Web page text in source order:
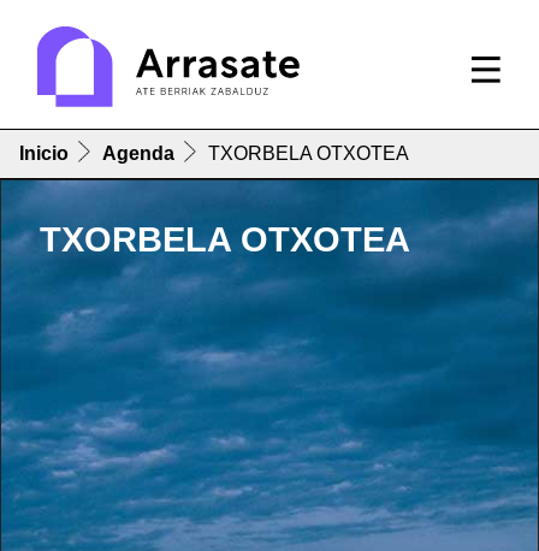
Inicio Agenda TXORBELA OTXOTEA
TXORBELA OTXOTEA